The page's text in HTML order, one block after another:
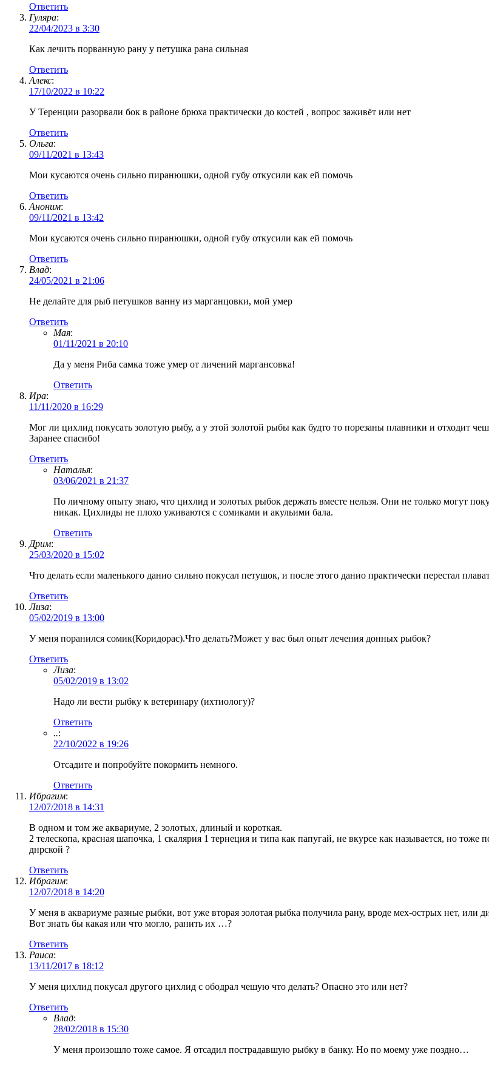
Ответить
Гуляра:
22/04/2023 в 3:30
Как лечить порванную рану у петушка рана сильная
Ответить
Алекс:
17/10/2022 в 10:22
У Теренции разорвали бок в районе брюха практически до костей , вопрос заживёт или нет
Ответить
Ольга:
09/11/2021 в 13:43
Мои кусаются очень сильно пиранюшки, одной губу откусили как ей помочь
Ответить
Аноним:
09/11/2021 в 13:42
Мои кусаются очень сильно пиранюшки, одной губу откусили как ей помочь
Ответить
Влад:
24/05/2021 в 21:06
Не делайте для рыб петушков ванну из марганцовки, мой умер
Ответить
Мая:
01/11/2021 в 20:10
Да у меня Риба самка тоже умер от личений маргансовка!
Ответить
Ира:
11/11/2020 в 16:29
Мог ли цихлид покусать золотую рыбу, а у этой золотой рыбы как будто то порезаны плавники и отходит
Заранее спасибо!
Ответить
Наталья:
03/06/2021 в 21:37
По личному опыту знаю, что цихлид и золотых рыбок держать вместе нельзя. Они не только могут
никак. Цихлиды не плохо уживаются с сомиками и акульими бала.
Ответить
Дрим:
25/03/2020 в 15:02
Что делать если маленького данио сильно покусал петушок, и после этого данио практически перестал
Ответить
Лиза:
05/02/2019 в 13:00
У меня поранился сомик(Коридорас).Что делать?Может у вас был опыт лечения донных рыбок?
Ответить
Лиза:
05/02/2019 в 13:02
Надо ли вести рыбку к ветеринару (ихтиологу)?
Ответить
..:
22/10/2022 в 19:26
Отсадите и попробуйте покормить немного.
Ответить
Ибрагим:
12/07/2018 в 14:31
В одном и том же аквариуме, 2 золотых, длиный и короткая.
2 телескопа, красная шапочка, 1 скалярия 1 тернеция и типа как папугай, не вкурсе как называется, но
днрской ?
Ответить
Ибрагим:
12/07/2018 в 14:20
У меня в аквариуме разные рыбки, вот уже вторая золотая рыбка получила рану, вроде мех-острых нет, или
Вот знать бы какая или что могло, ранить их …?
Ответить
Раиса:
13/11/2017 в 18:12
У меня цихлид покусал другого цихлид с ободрал чешую что делать? Опасно это или нет?
Ответить
Влад:
28/02/2018 в 15:30
У меня произошло тоже самое. Я отсадил пострадавшую рыбку в банку. Но по моему уже поздно…